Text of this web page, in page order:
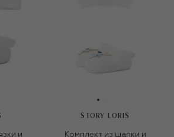
и
STORY LORIS
Комплект из шапки и